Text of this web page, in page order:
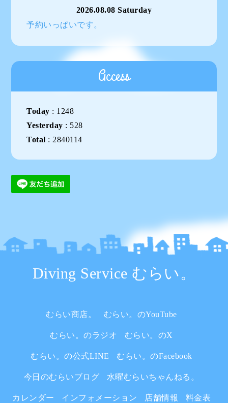
2026.08.08 Saturday
予約いっぱいです。
Access
Today : 1248
Yesterday : 528
Total : 2840114
Diving Service むらい。
むらい商店。 むらい。のYouTube
むらい。のラジオ むらい。のX
むらい。の公式LINE むらい。のFacebook
今日のむらいブログ 水曜むらいちゃんねる。
カレンダー インフォメーション 店舗情報 料金表